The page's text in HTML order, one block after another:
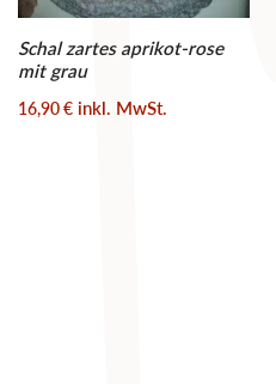
Schal zartes aprikot-rose
mit grau
16,90€ inkl. MwSt.